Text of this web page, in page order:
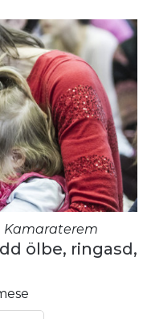
Kamaraterem
ölbe, ringasd,